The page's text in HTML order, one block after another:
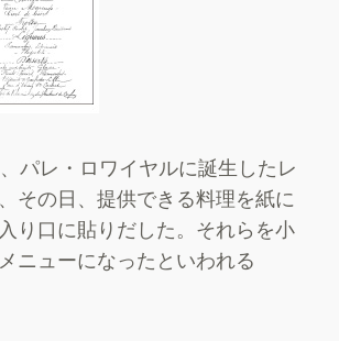
パレ・ロワイヤルに誕生したレ
その日、提供できる料理を紙に
り口に貼りだした。それらを小
ニューになったといわれる